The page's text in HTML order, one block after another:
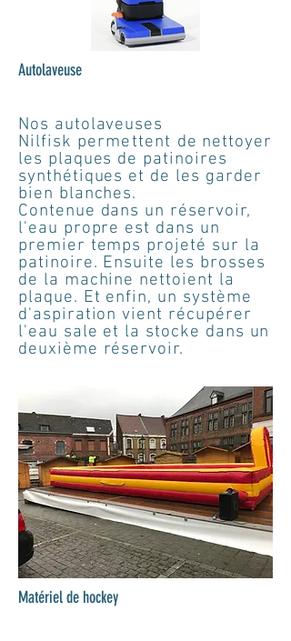
Autolaveuse
Nos autolaveuses
Nilfisk permettent de nettoyer
les plaques de patinoires
synthétiques et de les garder
bien blanches.
Contenue dans un réservoir,
l'eau propre est dans un
premier temps projeté sur la
patinoire. Ensuite les brosses
de la machine nettoient la
plaque. Et enfin, un système
d'aspiration vient récupérer
l'eau sale et la stocke dans un
deuxième réservoir.
Matériel de hockey